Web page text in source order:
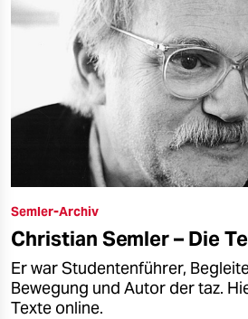
Semler-Archiv
Christian Semler – Die
Er war Studentenführer,
Bewegung und Autor der taz.
Texte online.